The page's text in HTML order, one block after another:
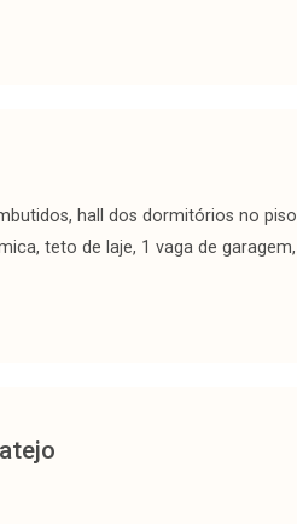
hall dos dormitórios no piso
teto de laje, 1 vaga de garagem,